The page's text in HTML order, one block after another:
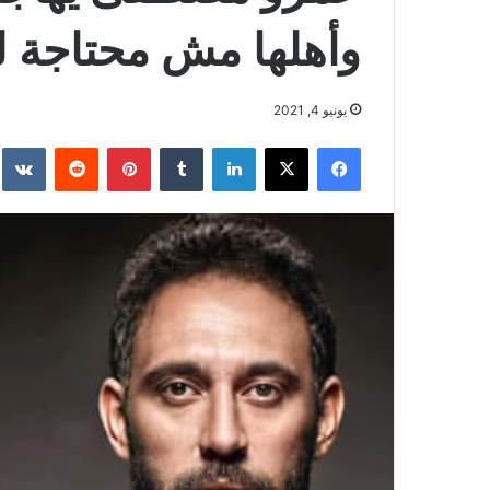
وأهلها مش
يونيو 4, 2021
فيسبوك ‫X لينكدإن بينتيريست